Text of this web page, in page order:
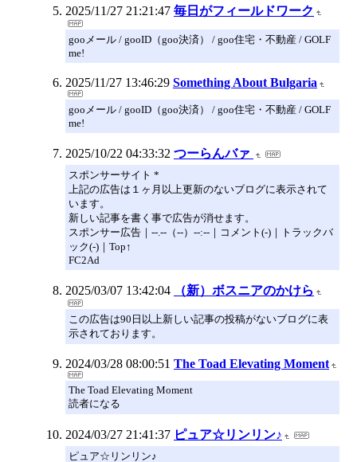
2025/11/27 21:21:47 毎日がフィールドワーク
gooメール / gooID（goo決済） / goo住宅・不動産 / GOLF
me!
2025/11/27 13:46:29 Something About Bulgaria
gooメール / gooID（goo決済） / goo住宅・不動産 / GOLF
me!
2025/10/22 04:33:32 つーらんバァ
スポンサーサイト *
上記の広告は１ヶ月以上更新のないブログに表示されて
います。
新しい記事を書く事で広告が消せます。
スポンサー広告｜--.--（--）--:--｜コメント(-)｜トラックバ
ック(-)｜Top↑
FC2Ad
2025/03/07 13:42:04 （新）ボスニアのかけら
この広告は90日以上新しい記事の投稿がないブログに表
示されております。
2024/03/28 08:00:51 The Toad Elevating Moment
The Toad Elevating Moment
読者になる
2024/03/27 21:41:37 ピュア☆リンリン♪
ピュア☆リンリン♪